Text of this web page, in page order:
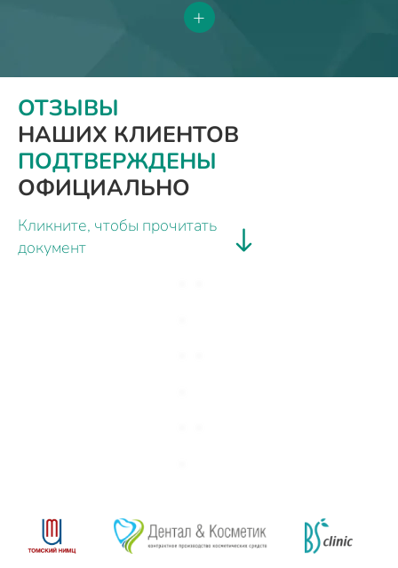
+
ОТЗЫВЫ
НАШИХ КЛИЕНТОВ
ПОДТВЕРЖДЕНЫ
ОФИЦИАЛЬНО
Кликните, чтобы прочитать
документ